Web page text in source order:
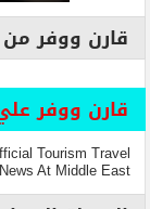
قارن ووفر
قارن ووفر
Tourism Travel
At Middle East